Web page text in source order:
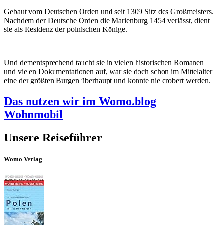
Gebaut vom Deutschen Orden und seit 1309 Sitz des Großmeisters.
Nachdem der Deutsche Orden die Marienburg 1454 verlässt, dient
sie als Residenz der polnischen Könige.
Und dementsprechend taucht sie in vielen historischen Romanen
und vielen Dokumentationen auf, war sie doch schon im Mittelalter
eine der größten Burgen überhaupt und konnte nie erobert werden.
Das nutzen wir im Womo.blog
Wohnmobil
Unsere Reiseführer
Womo Verlag